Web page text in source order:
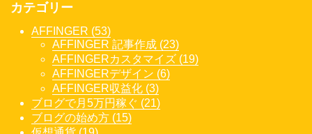
カテゴリー
AFFINGER (53)
AFFINGER 記事作成 (23)
AFFINGERカスタマイズ (19)
AFFINGERデザイン (6)
AFFINGER収益化 (3)
ブログで月5万円稼ぐ (21)
ブログの始め方 (15)